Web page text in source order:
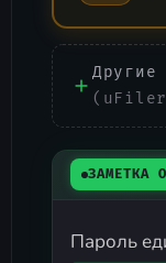
Другие
ЗАМЕТКА
Пароль